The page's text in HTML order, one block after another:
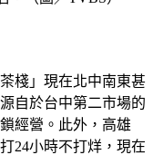
棧」現在北中南東甚
自於台中第二市場的
經營。此外，高雄
24小時不打烊，現在